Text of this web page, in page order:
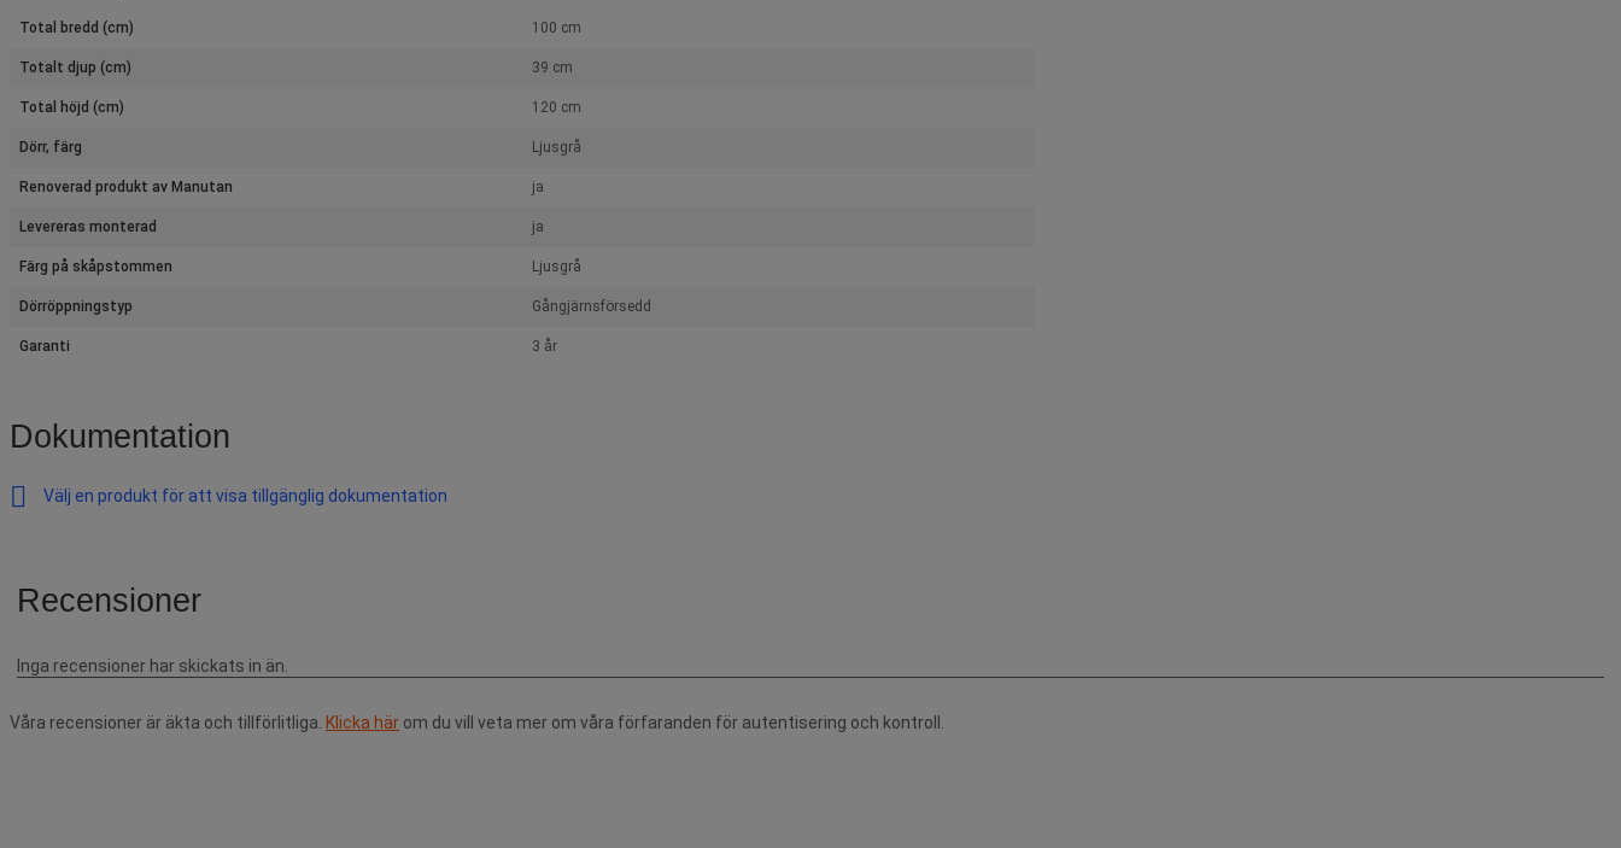
Total bredd (cm) 100 cm
Totalt djup (cm) 39 cm
Total höjd (cm) 120 cm
Dörr, färg Ljusgrå
Renoverad produkt av Manutan ja
Levereras monterad ja
Färg på skåpstommen Ljusgrå
Dörröppningstyp Gångjärnsförsedd
Garanti 3 år
Dokumentation
Välj en produkt för att visa tillgänglig dokumentation
Våra recensioner är äkta och tillförlitliga. Klicka här om du vill veta mer om våra förfaranden för autentisering och kontroll.